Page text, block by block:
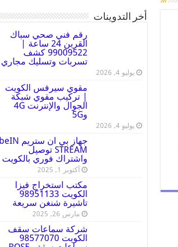
أخر التدوينات
رقم فني صحي سباك
القرين 24 ساعة |
99009522 كشف
تسربات وتسليك مجاري
يوليو 4, 2026
مقوي سيرفس الكويت
| تركيب مقوي شبكة
الجوال والإنترنت 4G
و5G
يوليو 4, 2026
جهاز بي ان ستريم beIN
STREAM توصيل
واشتراك فوري بالكويت
أكتوبر 1, 2025
مكتب استخراج فيزا
الكويت 98951133
تاشيرة شنغن سريعة
مارس 26, 2025
شركة سماعات سقف
الكويت 98577070